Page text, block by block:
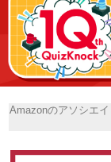
Amazonのアソシエ